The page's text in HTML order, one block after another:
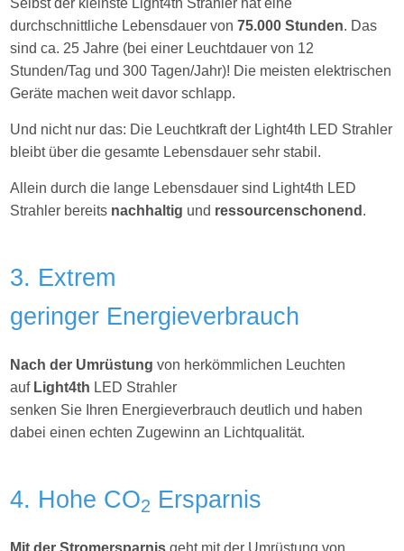
durchschnittliche Lebensdauer von75.000 Stunden. Das
sind ca. 25 Jahre (bei einer Leuchtdauer von 12
Stunden/Tag und 300 Tagen/Jahr)! Die meisten elektrischen
Geräte machen weit davor schlapp.
Und nicht nur das: Die Leuchtkraft der Light4th LED Strahler
bleibt über die gesamte Lebensdauer sehr stabil.
Allein durch die lange Lebensdauer sind Light4th LED
Strahler bereits nachhaltig und ressourcenschonend .
3. Extrem
geringer Energieverbrauch
Nach der Umrüstung von herkömmlichen Leuchten
auf Light4th LED Strahler
senken Sie Ihren Energieverbrauch deutlich und haben
dabei einen echten Zugewinn an Lichtqualität.
4. Hohe CO2 Ersparnis
Mit der Stromersparnis geht mit der Umrüstung von